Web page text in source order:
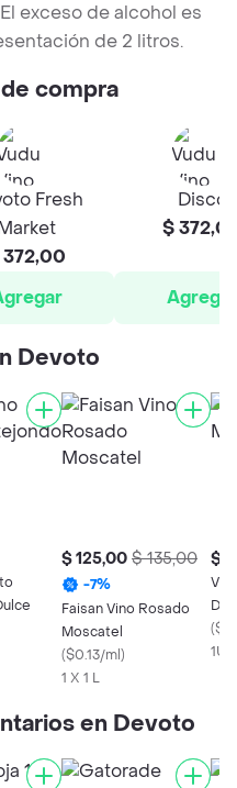
exceso de alcohol es
de 2 litros.
compra
Fresh
Disco
$
Agregar
Devoto
$ 125,00 $ 135,00
-7%
Faisan Vino Rosado
Moscatel
($0.13/ml)
1 X 1 L
$
(
en Devoto